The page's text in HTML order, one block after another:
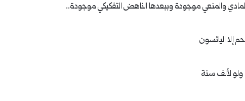
والمنعي موجودة وببعدها الناهض التفكيكي موجودة..
إلا اليائسون
ولو لألف سنة